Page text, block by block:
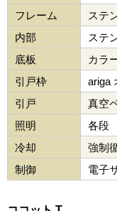
フレーム
ステ
内部
ステ
底板
カラ
引戸枠
ariga
引戸
真空
照明
各段
冷却
強制
制御
電子